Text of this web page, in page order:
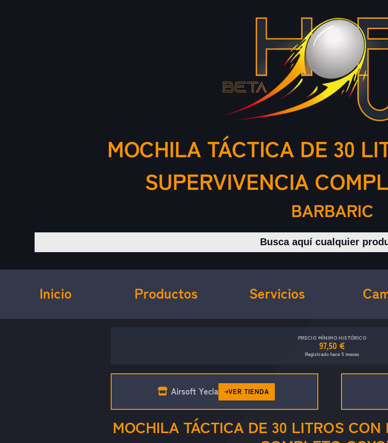
MOCHILA TÁCTICA DE 30
SUPERVIVENCIA
BARBARIC
Buscar
Inicio Productos Servicios
PRECIO MÍNIMO HISTÓRICO
97,50 €
Registrado hace 5 meses
Airsoft Yecla VER TIENDA
MOCHILA TÁCTICA DE 30 LITROS